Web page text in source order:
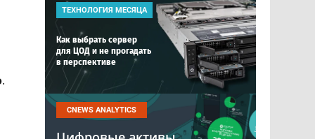
.
ТЕХНОЛОГИЯ МЕСЯЦА
Как выбрать сервер
для ЦОД и не прогадать
в перспективе
CNEWS ANALYTICS